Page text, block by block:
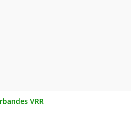
VRR